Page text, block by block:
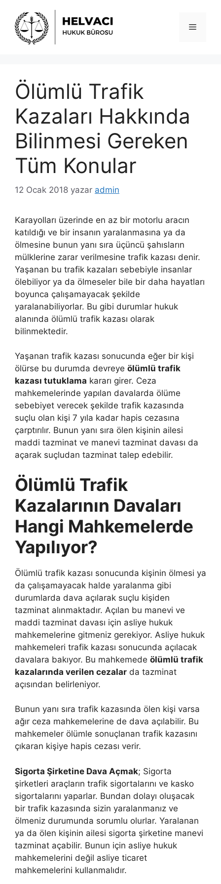
Menü
Ölümlü Trafik
Kazaları Hakkında
Bilinmesi Gereken
Tüm Konular
12 Ocak 2018 yazar admin
Karayolları üzerinde en az bir motorlu aracın
katıldığı ve bir insanın yaralanmasına ya da
ölmesine bunun yanı sıra üçüncü şahısların
mülklerine zarar verilmesine trafik kazası denir.
Yaşanan bu trafik kazaları sebebiyle insanlar
ölebiliyor ya da ölmeseler bile bir daha hayatları
boyunca çalışamayacak şekilde
yaralanabiliyorlar. Bu gibi durumlar hukuk
alanında ölümlü trafik kazası olarak
bilinmektedir.
Yaşanan trafik kazası sonucunda eğer bir kişi
ölürse bu durumda devreye ölümlü trafik
kazası tutuklama kararı girer. Ceza
mahkemelerinde yapılan davalarda ölüme
sebebiyet verecek şekilde trafik kazasında
suçlu olan kişi 7 yıla kadar hapis cezasına
çarptırılır. Bunun yanı sıra ölen kişinin ailesi
maddi tazminat ve manevi tazminat davası da
açarak suçludan tazminat talep edebilir.
Ölümlü Trafik
Kazalarının Davaları
Hangi Mahkemelerde
Yapılıyor?
Ölümlü trafik kazası sonucunda kişinin ölmesi ya
da çalışamayacak halde yaralanma gibi
durumlarda dava açılarak suçlu kişiden
tazminat alınmaktadır. Açılan bu manevi ve
maddi tazminat davası için asliye hukuk
mahkemelerine gitmeniz gerekiyor. Asliye hukuk
mahkemeleri trafik kazası sonucunda açılacak
davalara bakıyor. Bu mahkemede ölümlü trafik
kazalarında verilen cezalar da tazminat
açısından belirleniyor.
Bunun yanı sıra trafik kazasında ölen kişi varsa
ağır ceza mahkemelerine de dava açılabilir. Bu
mahkemeler ölümle sonuçlanan trafik kazasını
çıkaran kişiye hapis cezası verir.
Sigorta Şirketine Dava Açmak; Sigorta
şirketleri araçların trafik sigortalarını ve kasko
sigortalarını yaparlar. Bundan dolayı oluşacak
bir trafik kazasında sizin yaralanmanız ve
ölmeniz durumunda sorumlu olurlar. Yaralanan
ya da ölen kişinin ailesi sigorta şirketine manevi
tazminat açabilir. Bunun için asliye hukuk
mahkemelerini değil asliye ticaret
mahkemelerini kullanmalıdır.